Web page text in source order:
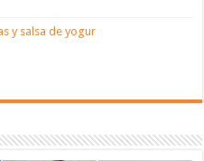
y salsa de yogur